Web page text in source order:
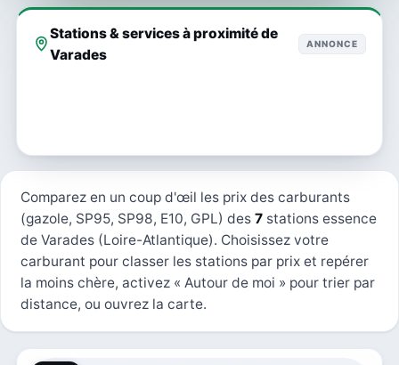
Stations & services à proximité de
Varades
ANNONCE
Comparez en un coup d'œil les prix des carburants
(gazole, SP95, SP98, E10, GPL) des 7 stations essence
de Varades (Loire-Atlantique). Choisissez votre
carburant pour classer les stations par prix et repérer
la moins chère, activez « Autour de moi » pour trier par
distance, ou ouvrez la carte.